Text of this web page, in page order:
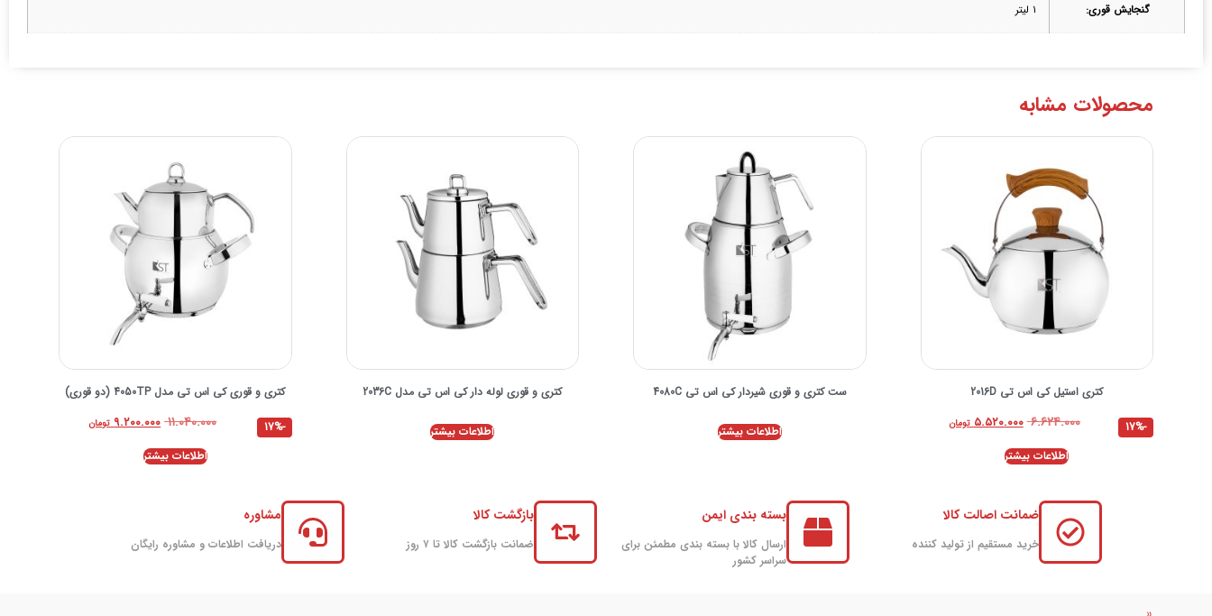
گنجایش قوری: ۱ لیتر
محصولات مشابه
کتری استیل کی اس تی 2016D
۶.۶۲۴.۰۰۰ ۵.۵۲۰.۰۰۰ تومان
-17%
اطلاعات بیشتر
ست کتری و قوری شیردار کی اس تی 4080C
اطلاعات بیشتر
کتری و قوری لوله دار کی اس تی مدل 2036C
اطلاعات بیشتر
کتری و قوری کی اس تی مدل 4050TP (دو قوری)
۱۱.۰۴۰.۰۰۰ ۹.۲۰۰.۰۰۰ تومان
-17%
اطلاعات بیشتر
ضمانت اصالت کالا
خرید مستقیم از تولید کننده
بسته بندی ایمن
ارسال کالا با بسته بندی مطمئن برای
سراسر کشور
بازگشت کالا
ضمانت بازگشت کالا تا ۷ روز
مشاوره
دریافت اطلاعات و مشاوره رایگان